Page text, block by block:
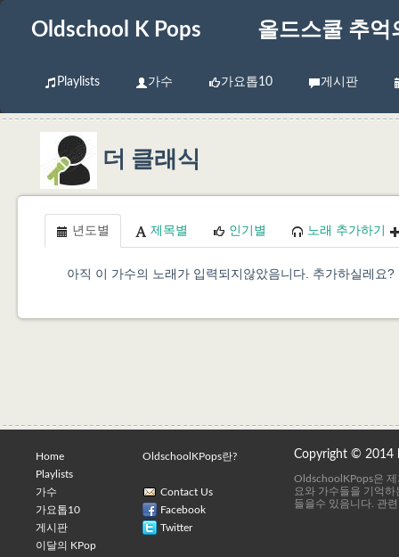
Oldschool K Pops 올드스쿨 추억
Playlists 가수 가요톱10 게시판
더 클래식
년도별 제목별 인기별 노래 추가하기
아직 이 가수의 노래가 입력되지않았음니다. 추가하실레요?
Home
Playlists
가수
가요톱10
게시판
이달의 KPop
OldschoolKPops란?
Contact Us
Facebook
Twitter
Copyright © 2014
OldschoolKPops은
요와 가수들을 기억
들을수 있음니다. 관